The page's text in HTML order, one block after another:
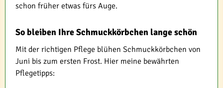
schon früher etwas fürs Auge.
So bleiben Ihre Schmuckkörbchen lange schön
Mit der richtigen Pflege blühen Schmuckkörbchen von
Juni bis zum ersten Frost. Hier meine bewährten
Pflegetipps: